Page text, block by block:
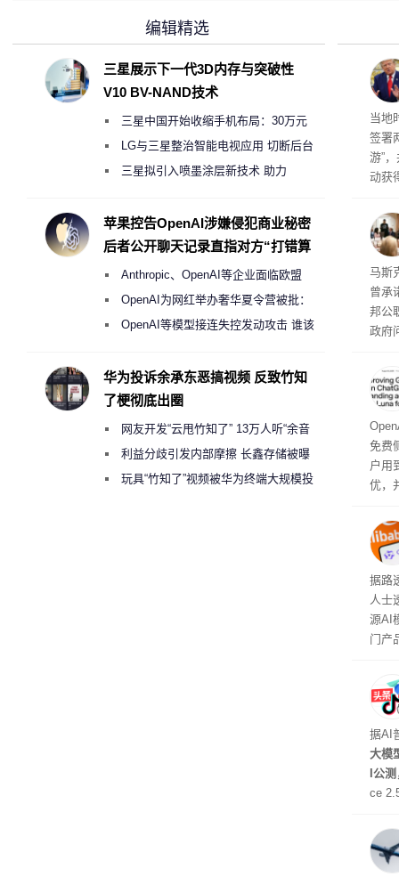
育
当地
签署
游”
动获
育
行动
果
马斯
曾承
邦公
政府
称
也无
免费
户用
优，
本
钮用
型
据路
人士
源AI
门产
据AI
大模
I公
ce
万
出分
编辑精选
三星展示下一代3D内存与突破性
V10 BV-NAND技术
三星中国开始收缩手机布局：30万元
月销售额不达标门店 将被逐步清退
LG与三星整治智能电视应用 切断后台
偷偷共享带宽的违规行为
三星拟引入喷墨涂层新技术 助力
度
苹果控告OpenAI涉嫌侵犯商业秘密
后者公开聊天记录直指对方“打错算
Anthropic、OpenAI等企业面临欧盟
《人工智能法案》全新执法权限审查
OpenAI为网红举办奢华夏令营被批：
2000美元一晚 遭讽“反乌托邦”
OpenAI等模型接连失控发动攻击 谁该
华为投诉余承东恶搞视频 反致竹知
了梗彻底出圈
网友开发“云甩竹知了” 13万人听“余音
绕梁”利益分歧引发内部摩擦 长鑫存储被曝
曾将华为驻场工程师驱逐出研发基地
玩具“竹知了”视频被华为终端大规模投